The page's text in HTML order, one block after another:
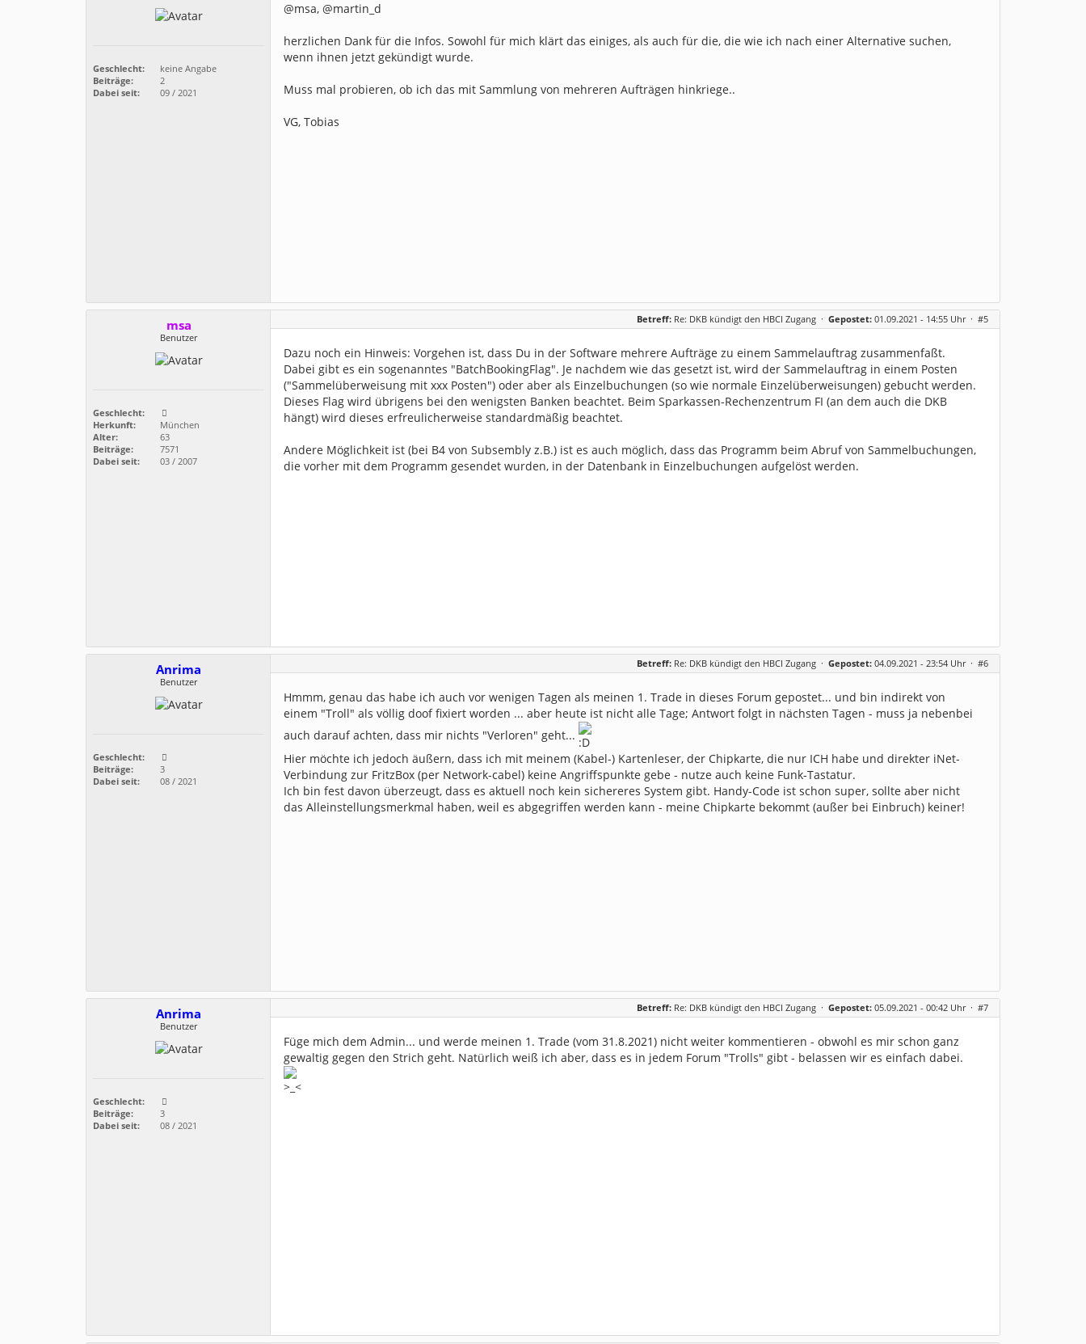
Geschlecht:
keine Angabe
Beiträge:
2
Dabei seit:
09 / 2021
@msa, @martin_d
herzlichen Dank für die Infos. Sowohl für mich klärt das einiges, als auch für die, die wie ich nach einer Alternative suchen,
wenn ihnen jetzt gekündigt wurde.
Muss mal probieren, ob ich das mit Sammlung von mehreren Aufträgen hinkriege..
VG, Tobias
msa
Benutzer
Geschlecht:
Herkunft:
München
Alter:
63
Beiträge:
7571
Dabei seit:
03 / 2007
Betreff: Re: DKB kündigt den HBCI Zugang · Gepostet: 01.09.2021 - 14:55 Uhr · #5
Dazu noch ein Hinweis: Vorgehen ist, dass Du in der Software mehrere Aufträge zu einem Sammelauftrag zusammenfaßt.
Dabei gibt es ein sogenanntes "BatchBookingFlag". Je nachdem wie das gesetzt ist, wird der Sammelauftrag in einem Posten
("Sammelüberweisung mit xxx Posten") oder aber als Einzelbuchungen (so wie normale Einzelüberweisungen) gebucht werden.
Dieses Flag wird übrigens bei den wenigsten Banken beachtet. Beim Sparkassen-Rechenzentrum FI (an dem auch die DKB
hängt) wird dieses erfreulicherweise standardmäßig beachtet.
Andere Möglichkeit ist (bei B4 von Subsembly z.B.) ist es auch möglich, dass das Programm beim Abruf von Sammelbuchungen,
die vorher mit dem Programm gesendet wurden, in der Datenbank in Einzelbuchungen aufgelöst werden.
Anrima
Benutzer
Geschlecht:
Beiträge:
3
Dabei seit:
08 / 2021
Betreff: Re: DKB kündigt den HBCI Zugang · Gepostet: 04.09.2021 - 23:54 Uhr · #6
Hmmm, genau das habe ich auch vor wenigen Tagen als meinen 1. Trade in dieses Forum gepostet... und bin indirekt von
einem "Troll" als völlig doof fixiert worden ... aber heute ist nicht alle Tage; Antwort folgt in nächsten Tagen - muss ja nebenbei
auch darauf achten, dass mir nichts "Verloren" geht...
Hier möchte ich jedoch äußern, dass ich mit meinem (Kabel-) Kartenleser, der Chipkarte, die nur ICH habe und direkter iNet-
Verbindung zur FritzBox (per Network-cabel) keine Angriffspunkte gebe - nutze auch keine Funk-Tastatur.
Ich bin fest davon überzeugt, dass es aktuell noch kein sichereres System gibt. Handy-Code ist schon super, sollte aber nicht
das Alleinstellungsmerkmal haben, weil es abgegriffen werden kann - meine Chipkarte bekommt (außer bei Einbruch) keiner!
Anrima
Benutzer
Geschlecht:
Beiträge:
3
Dabei seit:
08 / 2021
Betreff: Re: DKB kündigt den HBCI Zugang · Gepostet: 05.09.2021 - 00:42 Uhr · #7
Füge mich dem Admin... und werde meinen 1. Trade (vom 31.8.2021) nicht weiter kommentieren - obwohl es mir schon ganz
gewaltig gegen den Strich geht. Natürlich weiß ich aber, dass es in jedem Forum "Trolls" gibt - belassen wir es einfach dabei.